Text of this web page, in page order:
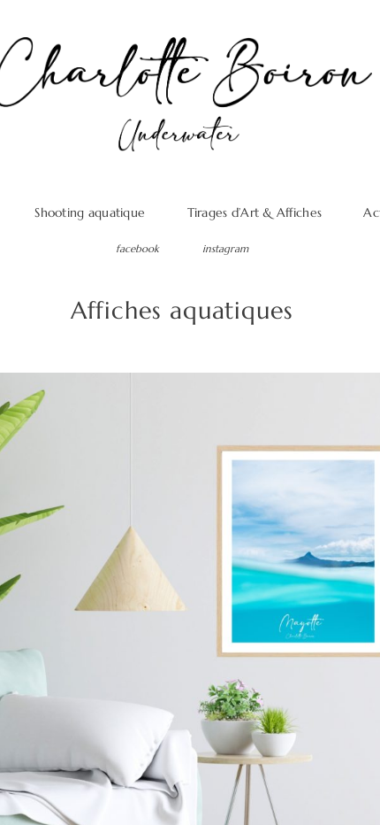
Shooting aquatique Tirages d’Art & Affiches
facebook instagram
Affiches aquatiques